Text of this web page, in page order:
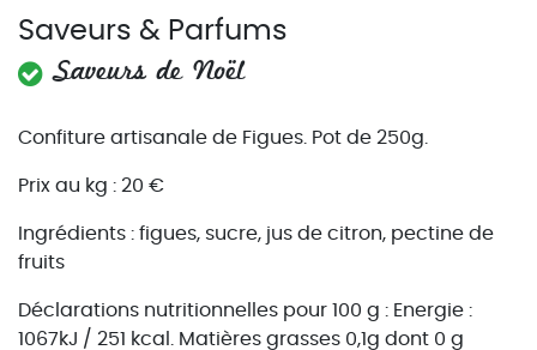
Saveurs & Parfums
Saveurs de Noël
Confiture artisanale de Figues. Pot de 250g.
Prix au kg : 20 €
Ingrédients : figues, sucre, jus de citron, pectine de
fruits
Déclarations nutritionnelles pour 100 g : Energie :
1067kJ / 251 kcal. Matières grasses 0,1g dont 0 g